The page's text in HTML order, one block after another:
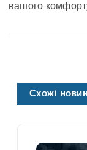
вашого
Схожі